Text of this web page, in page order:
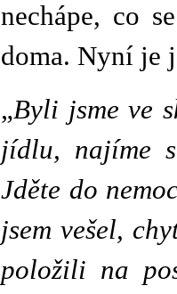
nechápe, co
doma. Nyní je
„Byli jsme ve
jídlu, najíme
Jděte do
jsem vešel,
položili na